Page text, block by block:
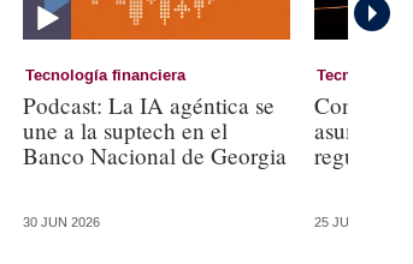
Tecnología financiera
Podcast: La IA agéntica se
une a la suptech en el
Banco Nacional de Georgia
30 JUN 2026
Tecnología
Con la IA
asume la
25 JUN 2026